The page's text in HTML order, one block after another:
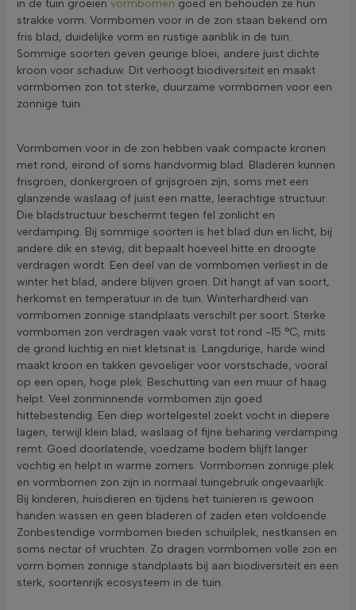
in de tuin groeien vormbomen goed en behouden ze hun
strakke vorm. Vormbomen voor in de zon staan bekend om
fris blad, duidelijke vorm en rustige aanblik in de tuin.
Sommige soorten geven geurige bloei, andere juist dichte
kroon voor schaduw. Dit verhoogt biodiversiteit en maakt
vormbomen zon tot sterke, duurzame vormbomen voor een
zonnige tuin.
Vormbomen voor in de zon hebben vaak compacte kronen
met rond, eirond of soms handvormig blad. Bladeren kunnen
frisgroen, donkergroen of grijsgroen zijn, soms met een
glanzende waslaag of juist een matte, leerachtige structuur.
Die bladstructuur beschermt tegen fel zonlicht en
verdamping. Bij sommige soorten is het blad dun en licht, bij
andere dik en stevig; dit bepaalt hoeveel hitte en droogte
verdragen wordt. Een deel van de vormbomen verliest in de
winter het blad, andere blijven groen. Dit hangt af van soort,
herkomst en temperatuur in de tuin. Winterhardheid van
vormbomen zonnige standplaats verschilt per soort. Sterke
vormbomen zon verdragen vaak vorst tot rond -15 °C, mits
de grond luchtig en niet kletsnat is. Langdurige, harde wind
maakt kroon en takken gevoeliger voor vorstschade, vooral
op een open, hoge plek. Beschutting van een muur of haag
helpt. Veel zonminnende vormbomen zijn goed
hittebestendig. Een diep wortelgestel zoekt vocht in diepere
lagen, terwijl klein blad, waslaag of fijne beharing verdamping
remt. Goed doorlatende, voedzame bodem blijft langer
vochtig en helpt in warme zomers. Vormbomen zonnige plek
en vormbomen zon zijn in normaal tuin­gebruik ongevaarlijk.
Bij kinderen, huisdieren en tijdens het tuinieren is gewoon
handen wassen en geen bladeren of zaden eten voldoende.
Zonbestendige vormbomen bieden schuilplek, nestkansen en
soms nectar of vruchten. Zo dragen vormbomen volle zon en
vorm bomen zonnige standplaats bij aan biodiversiteit en een
sterk, soortenrijk ecosysteem in de tuin.